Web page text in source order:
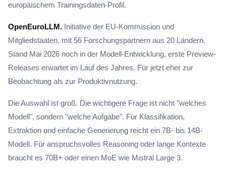
europäischem Trainingsdaten-Profil.
OpenEuroLLM. Initiative der EU-Kommission und
Mitgliedstaaten, mit 56 Forschungspartnern aus 20 Ländern.
Stand Mai 2026 noch in der Modell-Entwicklung, erste Preview-
Releases erwartet im Lauf des Jahres. Für jetzt eher zur
Beobachtung als zur Produktivnutzung.
Die Auswahl ist groß. Die wichtigere Frage ist nicht "welches
Modell", sondern "welche Aufgabe". Für Klassifikation,
Extraktion und einfache Generierung reicht ein 7B- bis 14B-
Modell. Für anspruchsvolles Reasoning oder lange Kontexte
braucht es 70B+ oder einen MoE wie Mistral Large 3.